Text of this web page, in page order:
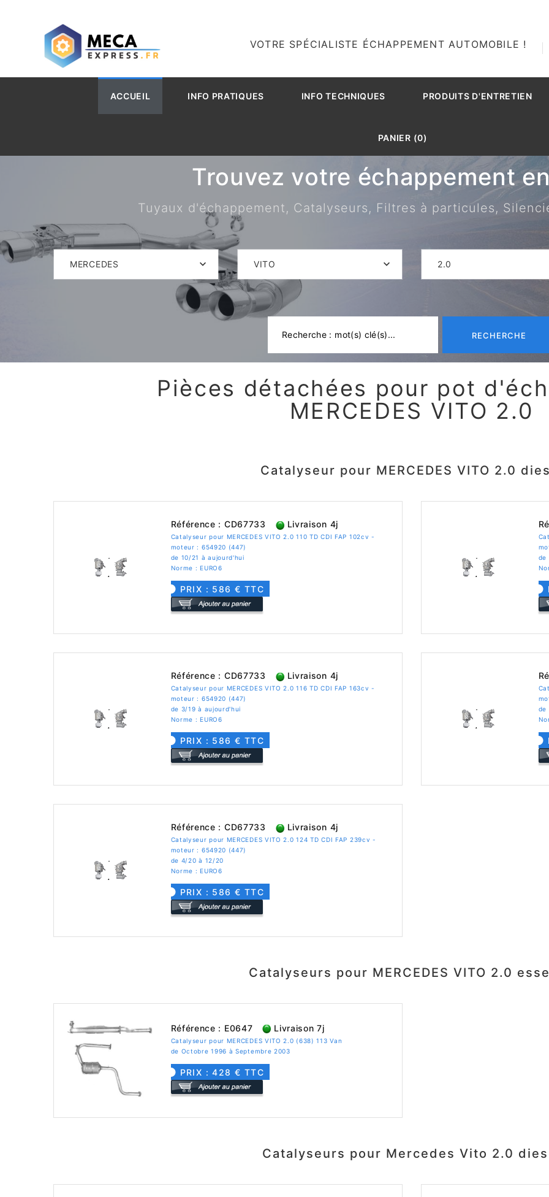
VOTRE SPÉCIALISTE ÉCHAPPEMENT AUTOMOBILE !
ACCUEIL INFO PRATIQUES INFO TECHNIQUES PRODUITS D'ENTRETIEN
PANIER (0)
Trouvez votre échappement
Tuyaux d'échappement, Catalyseurs, Filtres à particules,
MERCEDES VITO 2.0
RECHERCHE
Pièces détachées pour pot
MERCEDES VITO 2.0
Catalyseur pour MERCEDES VITO 2.0
Référence : CD67733 Livraison 4j
Catalyseur pour MERCEDES VITO 2.0 110 TD CDI FAP 102cv -
moteur : 654920 (447)
de 10/21 à aujourd'hui
Norme : EURO6
PRIX : 586 € TTC
de
Référence : CD67733 Livraison 4j
Catalyseur pour MERCEDES VITO 2.0 116 TD CDI FAP 163cv -
moteur : 654920 (447)
de 3/19 à aujourd'hui
Norme : EURO6
PRIX : 586 € TTC
de
Référence : CD67733 Livraison 4j
Catalyseur pour MERCEDES VITO 2.0 124 TD CDI FAP 239cv -
moteur : 654920 (447)
de 4/20 à 12/20
Norme : EURO6
PRIX : 586 € TTC
Catalyseurs pour MERCEDES VITO 2.0
Référence : E0647 Livraison 7j
Catalyseur pour MERCEDES VITO 2.0 (638) 113 Van
de Octobre 1996 à Septembre 2003
PRIX : 428 € TTC
Catalyseurs pour Mercedes Vito 2.0